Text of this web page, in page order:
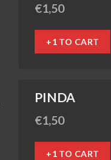
€1,50
+1 TO CART
PINDA
€1,50
+1 TO CART